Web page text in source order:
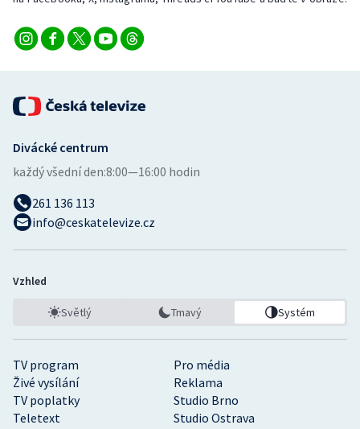
Sportovní střelba
Triatlon
Veslování
Vodní slalom
Volejbal
Ostatní
TV program
Pro média
Živé vysílání
Reklama
TV poplatky
Studio Brno
Teletext
Studio Ostrava
Divácké centrum
každý všední den:8:00—16:00 hodin
261 136 113
info@ceskatelevize.cz
Vzhled
Světlý Tmavý Systém